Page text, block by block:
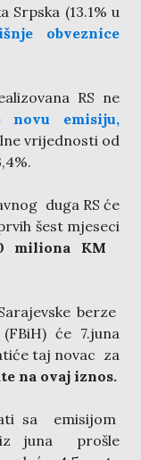
Srpska (13.1% u
obveznice
RS ne
novu emisiju,
vrijednosti od
duga RS će
šest mjeseci
miliona KM
berze
će 7.juna
taj novac za
na ovaj iznos.
sa emisijom
iz juna prošle